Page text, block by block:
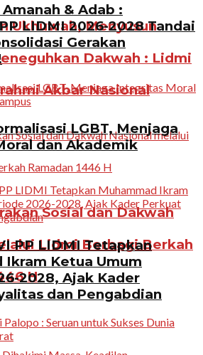
Ukhuwah, Menyusun
Dakwah : Lidmi
Akbar Nasional
Sosial dan Dakwah
Lidmi Berbagi Berkah
H
& Adab :
LIDMI 2026-2028 Tandai
Gerakan
LGBT, Menjaga
dan Akademik
PP LIDMI Tetapkan
Ikram Ketua Umum
2028, Ajak Kader
dan Pengabdian